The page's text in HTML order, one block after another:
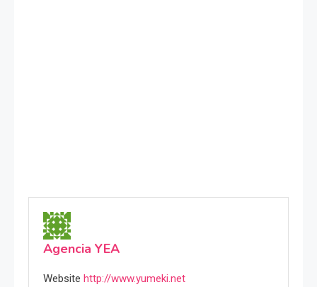
Agencia YEA
Website http://www.yumeki.net